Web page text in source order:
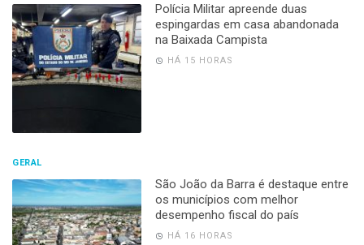
Polícia Militar apreende duas
espingardas em casa abandonada
na Baixada Campista
HÁ 15 HORAS
GERAL
São João da Barra é destaque entre
os municípios com melhor
desempenho fiscal do país
HÁ 16 HORAS